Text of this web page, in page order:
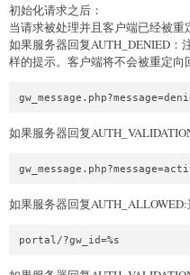
初始化请求之后：
当请求被处理并且客户端已经被重
如果服务器回复AUTH_DENIED
样的提示。客户端将不会被重定向
如果服务器回复
如果服务器回复